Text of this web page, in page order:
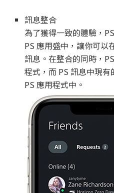
訊息整合
為了獲得一致的體驗，
PS 應用盛中，讓你可以
訊息。在整合的同時，
程式，而 PS 訊息中現
PS 應用程式中。